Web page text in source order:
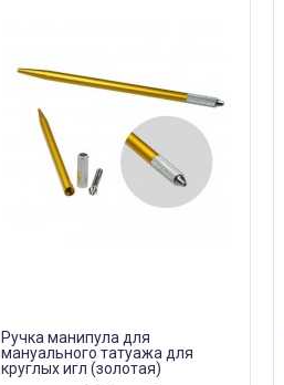
Ручка манипула для
мануального татуажа для
круглых игл (золотая)